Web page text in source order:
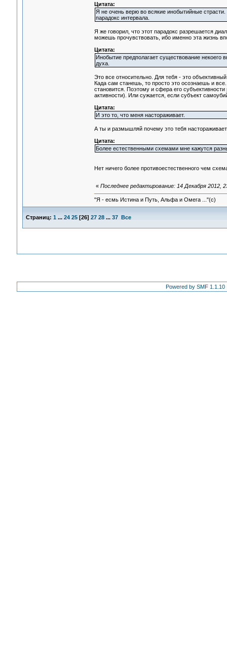
Цитата:
Я не очень верю во всякие инобытийные
парадокс интервала.
Я же говорил, что этот парадокс разрешается
можешь прочувствовать, ибо именно эта жизнь
Цитата:
Инобытие предполагает существование некоего
духа.
Это все относительно. Для тебя - это
Када сам станешь, то просто это осознаешь и
становится. Поэтому и сфера его
активности). Или сужается, если субъект
Цитата:
И это то, что меня настораживает.
А ты и размышляй почему это тебя
Цитата:
Более естественными схемами мне кажутся
Нет ничего более противоестественного чем
« Последнее редактирование: 14 Декабря 2012,
"Я - есмь Истина и Путь, Альфа и Омега ..."(с)
Страниц: 1 ... 24 25[26] 27 28 ... 37 Все
Powered by SMF 1.1.10